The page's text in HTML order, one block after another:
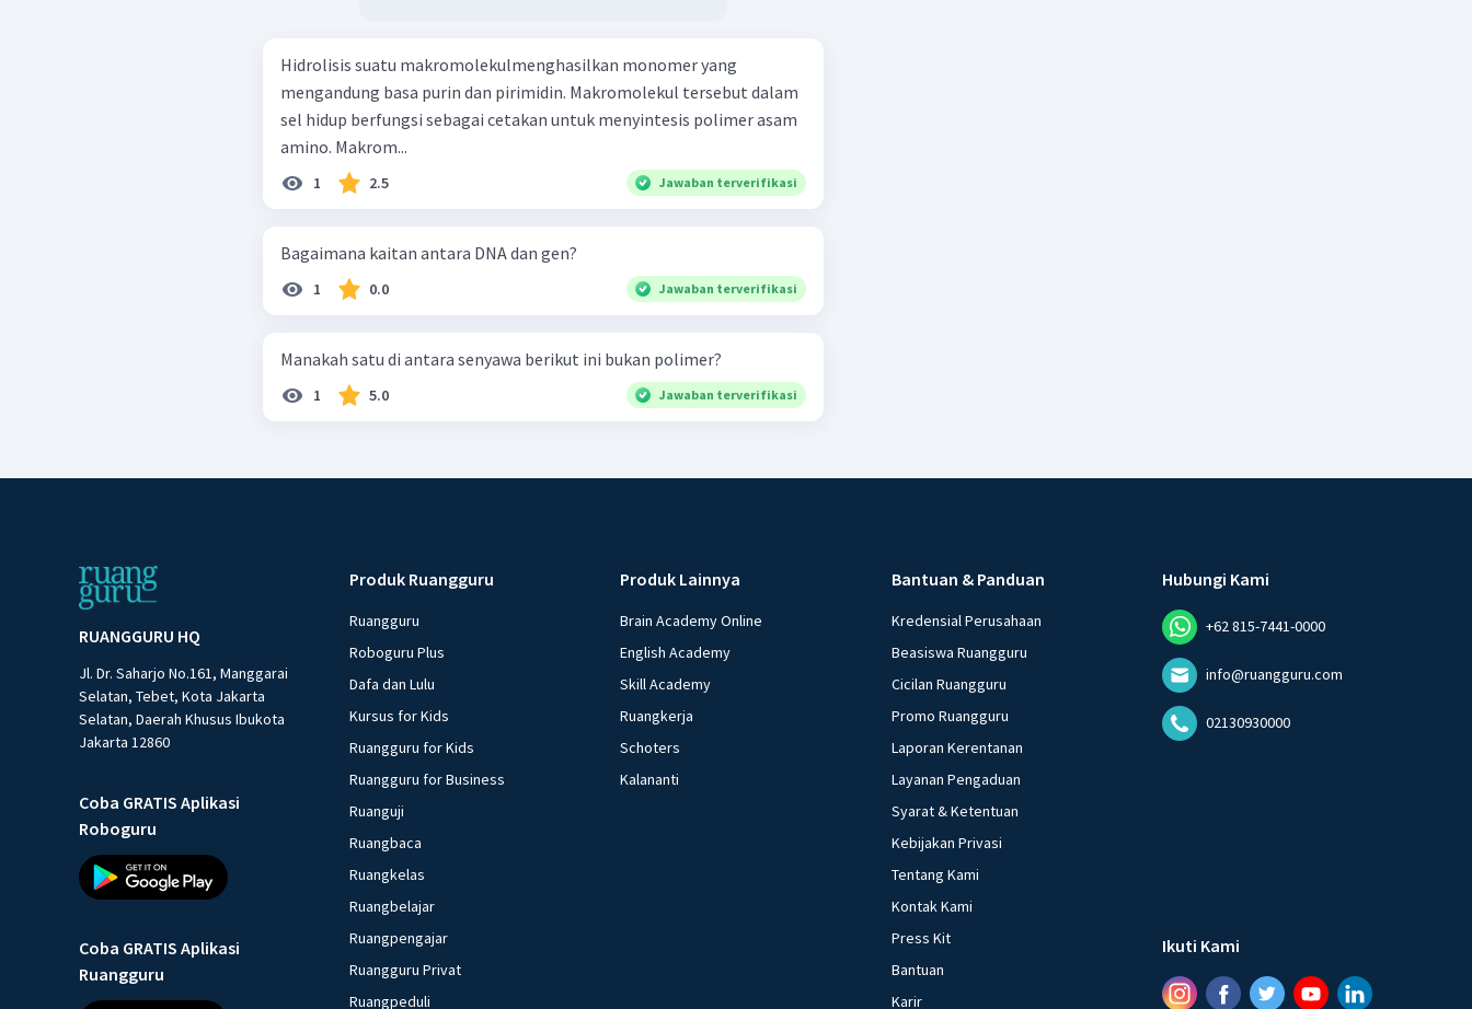
Hidrolisis suatu makromolekulmenghasilkan monomer yang
mengandung basa purin dan pirimidin. Makromolekul tersebut dalam
sel hidup berfungsi sebagai cetakan untuk menyintesis polimer asam
amino. Makrom...
1 2.5 Jawaban terverifikasi
Bagaimana kaitan antara DNA dan gen?
1 0.0 Jawaban terverifikasi
Manakah satu di antara senyawa berikut ini bukan polimer?
1 5.0 Jawaban terverifikasi
RUANGGURU HQ
Jl. Dr. Saharjo No.161, Manggarai
Selatan, Tebet, Kota Jakarta
Selatan, Daerah Khusus Ibukota
Jakarta 12860
Coba GRATIS Aplikasi
Roboguru
Coba GRATIS Aplikasi
Ruangguru
Produk Ruangguru
Ruangguru
Roboguru Plus
Dafa dan Lulu
Kursus for Kids
Ruangguru for Kids
Ruangguru for Business
Ruanguji
Ruangbaca
Ruangkelas
Ruangbelajar
Ruangpengajar
Ruangguru Privat
Ruangpeduli
Produk Lainnya
Brain Academy Online
English Academy
Skill Academy
Ruangkerja
Schoters
Kalananti
Bantuan & Panduan
Kredensial Perusahaan
Beasiswa Ruangguru
Cicilan Ruangguru
Promo Ruangguru
Laporan Kerentanan
Layanan Pengaduan
Syarat & Ketentuan
Kebijakan Privasi
Tentang Kami
Kontak Kami
Press Kit
Bantuan
Karir
Hubungi Kami
+62 815-7441-0000
info@ruangguru.com
02130930000
Ikuti Kami